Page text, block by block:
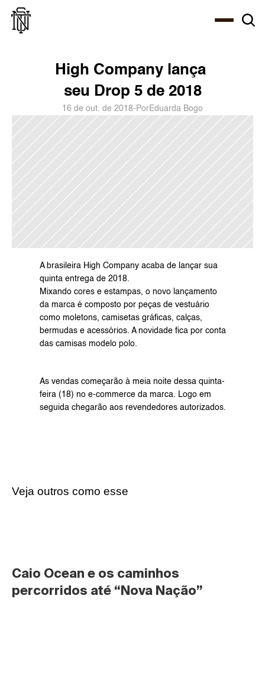
High Company lança
seu Drop 5 de 2018
16 de out. de 2018- PorEduarda Bogo
A brasileira High Company acaba de lançar sua
quinta entrega de 2018.
Mixando cores e estampas, o novo lançamento
da marca é composto por peças de vestuário
como moletons, camisetas gráficas, calças,
bermudas e acessórios. A novidade fica por conta
das camisas modelo polo.
As vendas começarão à meia noite dessa quinta-
feira (18) no e-commerce da marca. Logo em
seguida chegarão aos revendedores autorizados.
Veja outros como esse
Caio Ocean e os caminhos
percorridos até “Nova Nação”